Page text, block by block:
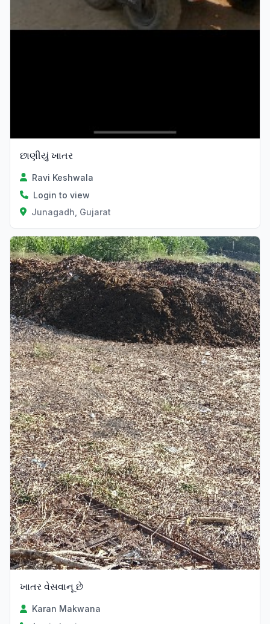
છાણીયું ખાતર
Ravi Keshwala
Login to view
Junagadh, Gujarat
ખાતર વેસવાનૂ છે
Karan Makwana